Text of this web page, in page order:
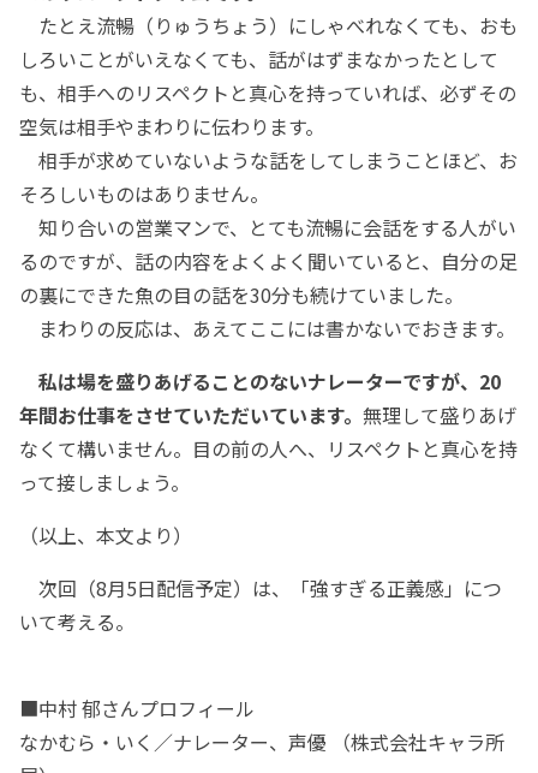
たとえ流暢（りゅうちょう）にしゃべれなくても、おも
しろいことがいえなくても、話がはずまなかったとして
も、相手へのリスペクトと真心を持っていれば、必ずその
空気は相手やまわりに伝わります。
相手が求めていないような話をしてしまうことほど、お
そろしいものはありません。
知り合いの営業マンで、とても流暢に会話をする人がい
るのですが、話の内容をよくよく聞いていると、自分の足
の裏にできた魚の目の話を30分も続けていました。
まわりの反応は、あえてここには書かないでおきます。
私は場を盛りあげることのないナレーターですが、20
年間お仕事をさせていただいています。 無理して盛りあげ
なくて構いません。目の前の人へ、リスペクトと真心を持
って接しましょう。
（以上、本文より）
次回（8月5日配信予定）は、「強すぎる正義感」につ
いて考える。
■中村 郁さんプロフィール
なかむら・いく／ナレーター、声優 （株式会社キャラ所